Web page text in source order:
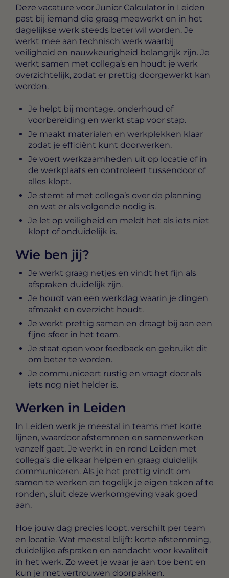
Deze vacature voor Junior Calculator in Leiden
past bij iemand die graag meewerkt en in het
dagelijkse werk steeds beter wil worden. Je
werkt mee aan technisch werk waarbij
veiligheid en nauwkeurigheid belangrijk zijn. Je
werkt samen met collega’s en houdt je werk
overzichtelijk, zodat er prettig doorgewerkt kan
worden.
Je helpt bij montage, onderhoud of
voorbereiding en werkt stap voor stap.
Je maakt materialen en werkplekken klaar
zodat je efficiënt kunt doorwerken.
Je voert werkzaamheden uit op locatie of in
de werkplaats en controleert tussendoor of
alles klopt.
Je stemt af met collega’s over de planning
en wat er als volgende nodig is.
Je let op veiligheid en meldt het als iets niet
klopt of onduidelijk is.
Wie ben jij?
Je werkt graag netjes en vindt het fijn als
afspraken duidelijk zijn.
Je houdt van een werkdag waarin je dingen
afmaakt en overzicht houdt.
Je werkt prettig samen en draagt bij aan een
fijne sfeer in het team.
Je staat open voor feedback en gebruikt dit
om beter te worden.
Je communiceert rustig en vraagt door als
iets nog niet helder is.
Werken in Leiden
In Leiden werk je meestal in teams met korte
lijnen, waardoor afstemmen en samenwerken
vanzelf gaat. Je werkt in en rond Leiden met
collega’s die elkaar helpen en graag duidelijk
communiceren. Als je het prettig vindt om
samen te werken en tegelijk je eigen taken af te
ronden, sluit deze werkomgeving vaak goed
aan.
Hoe jouw dag precies loopt, verschilt per team
en locatie. Wat meestal blijft: korte afstemming,
duidelijke afspraken en aandacht voor kwaliteit
in het werk. Zo weet je waar je aan toe bent en
kun je met vertrouwen doorpakken.